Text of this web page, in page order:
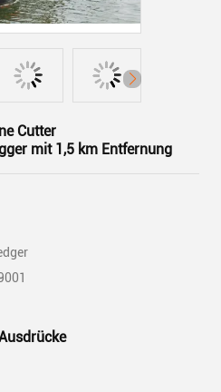
Cutter
mit 1,5 km Entfernung